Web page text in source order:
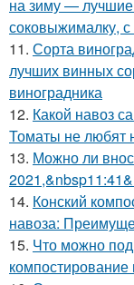
на зиму — лучшие
соковыжималку,
11. Сорта
лучших винных
виноградника
12. Какой навоз
Томаты не любят
13. Можно ли
14. Конский
навоза:
15. Что можно
компостирование